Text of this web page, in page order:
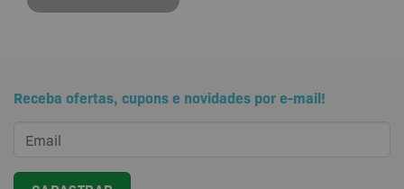
Receba ofertas, cupons e novidades por e-mail!